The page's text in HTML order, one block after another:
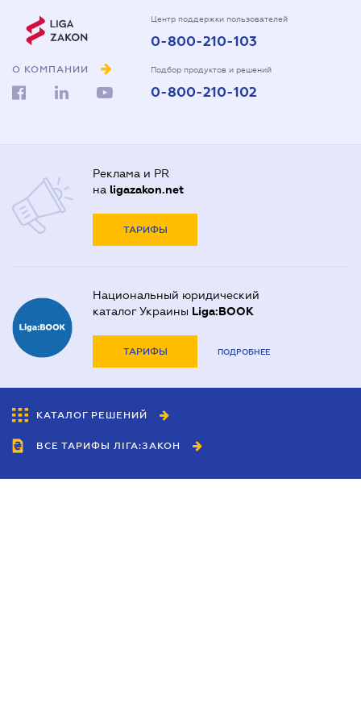
О КОМПАНИИ
Центр поддержки пользователей
0-800-210-103
Подбор продуктов и решений
0-800-210-102
Реклама и PR
на ligazakon.net
ТАРИФЫ
Национальный юридический
каталог Украины Liga:BOOK
ТАРИФЫ ПОДРОБНЕЕ
КАТАЛОГ РЕШЕНИЙ
ВСЕ ТАРИФЫ ЛІГА:ЗАКОН